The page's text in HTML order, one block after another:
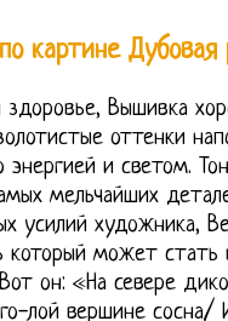
картине
здоровье, Вышивка
оттенки
энергией и светом.
мельчайших
усилий художника,
который может
он: «На севере
лой вершине сосна/